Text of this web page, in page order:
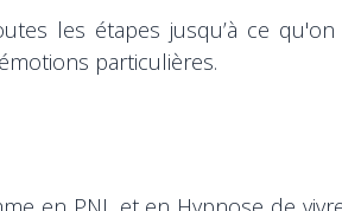
les étapes jusqu’à ce
particulières.